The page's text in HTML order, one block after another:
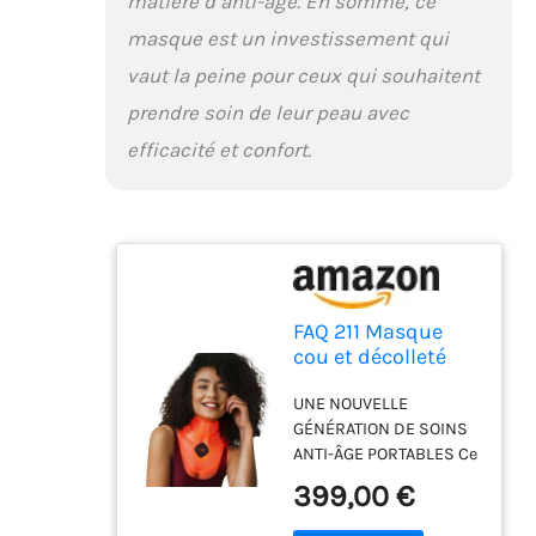
masque est un investissement qui
vaut la peine pour ceux qui souhaitent
prendre soin de leur peau avec
efficacité et confort.
FAQ 211 Masque
cou et décolleté
en silicone NIR + 7
LED - Soin luxe
antirides et ridules
- Sans fil et léger -
Flexible avec
UNE NOUVELLE
GÉNÉRATION DE SOINS
ANTI-ÂGE PORTABLES Ce
ultraléger, sans fil et
flexible offre 8 couleurs
399,00 €